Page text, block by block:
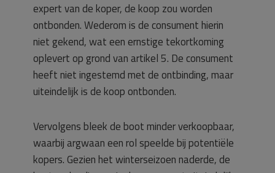
expert van de koper, de koop zou worden
ontbonden. Wederom is de consument hierin
niet gekend, wat een ernstige tekortkoming
oplevert op grond van artikel 5. De consument
heeft niet ingestemd met de ontbinding, maar
uiteindelijk is de koop ontbonden.
Vervolgens bleek de boot minder verkoopbaar,
waarbij argwaan een rol speelde bij potentiële
kopers. Gezien het winterseizoen naderde, de